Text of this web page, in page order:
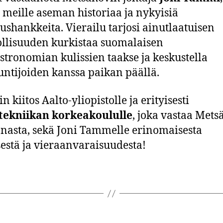
aseman historiaa ja nykyisiä
Vierailu tarjosi ainutlaatuisen
kurkistaa suomalaisen
kulissien taakse ja keskustella
kanssa paikan päällä.
kiitos Aalto-yliopistolle ja erityisesti
korkeakoululle, joka vastaa
sekä Joni Tammelle erinomaisesta
ja vieraanvaraisuudesta!